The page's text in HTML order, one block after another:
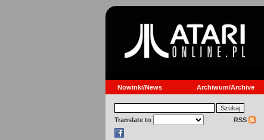
Nowinki/News Archiwum/Archive
Translate to RSS